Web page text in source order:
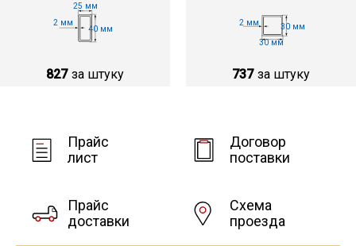
2 мм
40 мм
25 мм
827 за штуку
2 мм
30 мм
30 мм
737 за штуку
Прайс
лист
Договор
поставки
Прайс
доставки
Схема
проезда